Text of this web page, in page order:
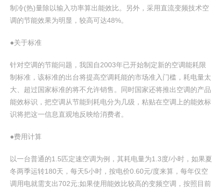
制冷(热)量除以输入功率算出能效比。另外，采用直流变频技术空
调的节能效果为明显，较高可达48%。
●关于标准
针对空调的节能问题，我国自2003年已开始制定新的空调能耗限
制标准，该标准的出台将提高空调耗能的市场准入门槛，耗电量太
大、超过国家标准的将不允许销售。同时国家还将推出空调的产品
能效标识，把空调从节能到耗电分为几级，粘贴在空调上的能效标
识将把这一信息直观地反映给消费者。
●费用计算
以一台普通的1.5匹定速空调为例，其耗电量为1.3度/小时，如果夏
冬两季运转180天，每天5小时，按电价0.60元/度来算，每年仅空
调用电就需支出702元;如果使用能效比较高的变频空调，按照目前